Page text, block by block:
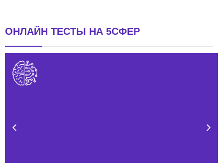
ОНЛАЙН ТЕСТЫ НА 5СФЕР